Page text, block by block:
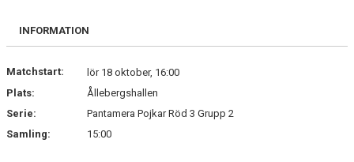
BILDGALLERI
KONTAKT
INFORMATION
Matchstart:
lör 18 oktober, 16:00
Plats:
Ållebergshallen
Serie:
Pantamera Pojkar Röd 3 Grupp 2
Samling:
15:00